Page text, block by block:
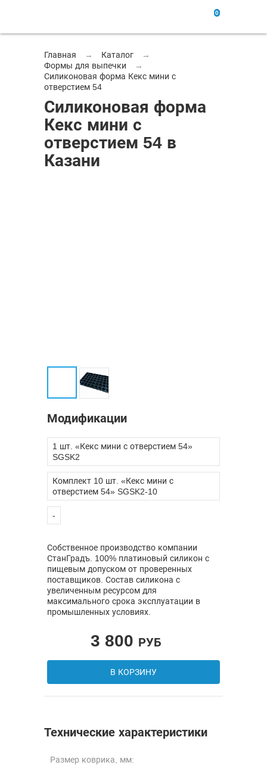
0
Главная → Каталог
→
Формы для выпечки
→
Силиконовая форма Кекс мини с
отверстием 54
Силиконовая форма
Кекс мини с
отверстием 54 в
Казани
Модификации
1 шт. «Кекс мини с отверстием 54»
SGSK2
Комплект 10 шт. «Кекс мини с
отверстием 54» SGSK2-10
-
Собственное производство компании
СтанГрадъ. 100% платиновый силикон с
пищевым допуском от проверенных
поставщиков. Состав силикона с
увеличенным ресурсом для
максимального срока эксплуатации в
промышленных условиях.
3 800 РУБ
В КОРЗИНУ
Технические характеристики
Размер коврика, мм: